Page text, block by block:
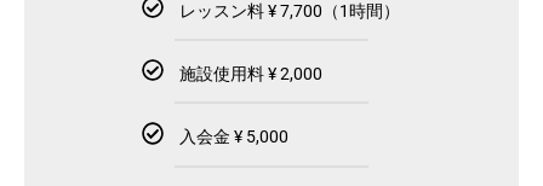
レッスン料 ¥ 7,700（1時間）
施設使用料 ¥ 2,000
入会金 ¥ 5,000